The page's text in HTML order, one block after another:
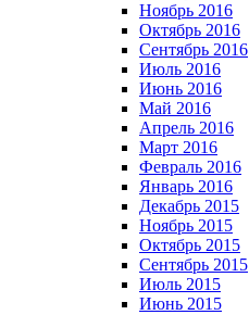
Ноябрь 2016
Октябрь 2016
Сентябрь 2016
Июль 2016
Июнь 2016
Май 2016
Апрель 2016
Март 2016
Февраль 2016
Январь 2016
Декабрь 2015
Ноябрь 2015
Октябрь 2015
Сентябрь 2015
Июль 2015
Июнь 2015